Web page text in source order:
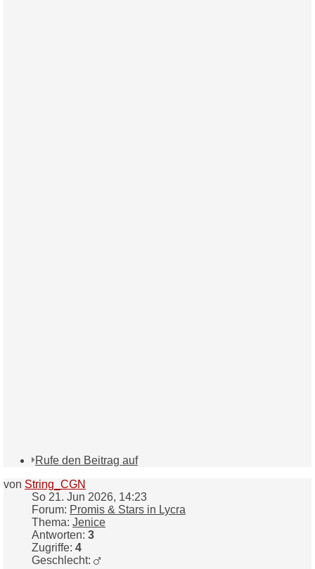
Rufe den Beitrag auf
von String_CGN
So 21. Jun 2026, 14:23
Forum: Promis & Stars in Lycra
Thema: Jenice
Antworten: 3
Zugriffe: 4
Geschlecht: